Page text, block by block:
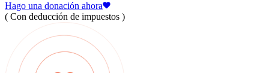
Hago una donación ahora
( Con deducción de impuestos )